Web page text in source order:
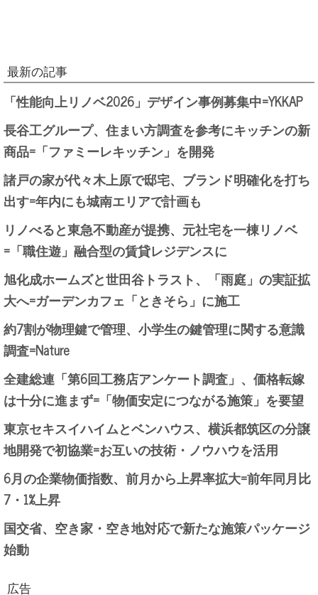
最新の記事
「性能向上リノベ2026」デザイン事例募集中=YKKAP
長谷工グループ、住まい方調査を参考にキッチンの新
商品=「ファミーレキッチン」を開発
諸戸の家が代々木上原で邸宅、ブランド明確化を打ち
出す=年内にも城南エリアで計画も
リノべると東急不動産が提携、元社宅を一棟リノベ
=「職住遊」融合型の賃貸レジデンスに
旭化成ホームズと世田谷トラスト、「雨庭」の実証拡
大へ=ガーデンカフェ「ときそら」に施工
約7割が物理鍵で管理、小学生の鍵管理に関する意識
調査=Nature
全建総連「第6回工務店アンケート調査」、価格転嫁
は十分に進まず=「物価安定につながる施策」を要望
東京セキスイハイムとベンハウス、横浜都筑区の分譲
地開発で初協業=お互いの技術・ノウハウを活用
6月の企業物価指数、前月から上昇率拡大=前年同月比
7・1%上昇
国交省、空き家・空き地対応で新たな施策パッケージ
始動
広告